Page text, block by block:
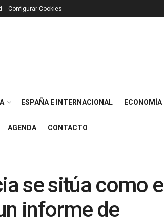
Configurar Cookies
ESPAÑA E INTERNACIONAL ECONOMÍA
AGENDA CONTACTO
se sitúa como el
informe de